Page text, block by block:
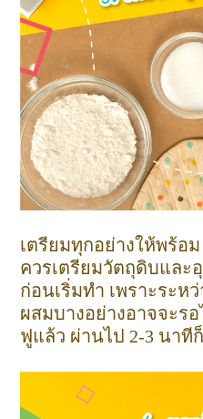
เตรียมทุกอย่างให้พร้อม
ควรเตรียมวัตถุดิบแล
ก่อนเริ่มทำ เพราะระ
ผสมบางอย่างอาจจะร
ฟูแล้ว ผ่านไป 2-3 นาที